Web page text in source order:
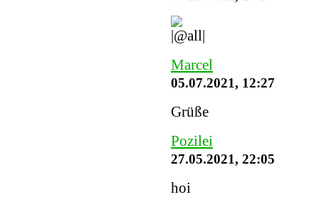
Marcel
05.07.2021, 12:27
Grüße
Pozilei
27.05.2021, 22:05
hoi